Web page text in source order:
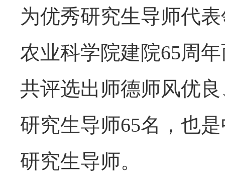
为优秀研究生导师代
农业科学院建院65周
共评选出师德师风优
研究生导师65名，也
研究生导师。